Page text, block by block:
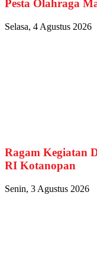
Pesta Olahraga
Selasa, 4 Agustus 2026
Ragam Kegiatan
RI Kotanopan
Senin, 3 Agustus 2026